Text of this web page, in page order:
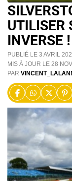
UTILISER
INVERSE !
PUBLIÉ LE 3 AVRIL
MIS À JOUR LE 28
PAR